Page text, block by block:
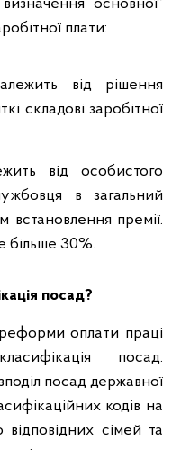
“основної”
плати:
від рішення
складові заробітної
від особистого
в загальний
встановлення премії.
більше 30%.
посад?
оплати праці
посад.
посад державної
кодів на
сімей та